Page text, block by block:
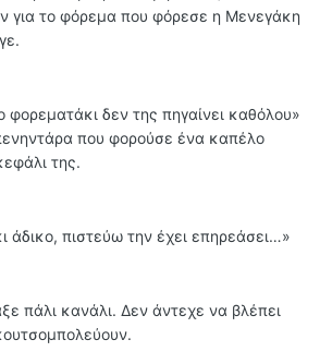
για το φόρεμα που φόρεσε η Μενεγάκη
φορεματάκι δεν της πηγαίνει καθόλου»
που φορούσε ένα καπέλο
της.
άδικο, πιστεύω την έχει επηρεάσει…»
πάλι κανάλι. Δεν άντεχε να βλέπει